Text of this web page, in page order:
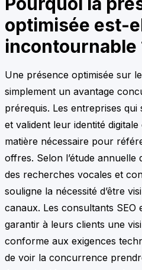
optimisée est-
incontournable
Une présence optimisée sur
simplement un avantage
prérequis. Les entreprises
et valident leur identité
matière nécessaire pour
offres. Selon l’étude annuelle
des recherches vocales et
souligne la nécessité d’être
canaux. Les consultants
garantir à leurs clients une
conforme aux exigences
de voir la concurrence